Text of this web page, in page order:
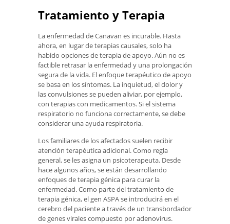
Tratamiento y Terapia
La enfermedad de Canavan es incurable. Hasta
ahora, en lugar de terapias causales, solo ha
habido opciones de terapia de apoyo. Aún no es
factible retrasar la enfermedad y una prolongación
segura de la vida. El enfoque terapéutico de apoyo
se basa en los síntomas. La inquietud, el dolor y
las convulsiones se pueden aliviar, por ejemplo,
con terapias con medicamentos. Si el sistema
respiratorio no funciona correctamente, se debe
considerar una ayuda respiratoria.
Los familiares de los afectados suelen recibir
atención terapéutica adicional. Como regla
general, se les asigna un psicoterapeuta. Desde
hace algunos años, se están desarrollando
enfoques de terapia génica para curar la
enfermedad. Como parte del tratamiento de
terapia génica, el gen ASPA se introducirá en el
cerebro del paciente a través de un transbordador
de genes virales compuesto por adenovirus.